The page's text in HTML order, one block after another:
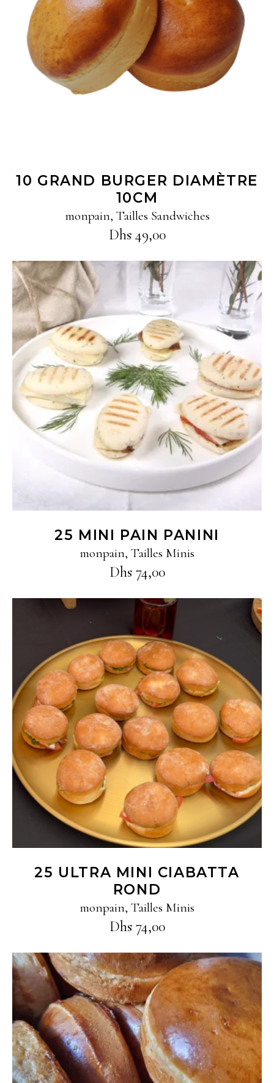
Ajouter au panier
10 GRAND BURGER DIAMÈTRE
10CM
monpain, Tailles Sandwiches
Dhs49,00
Ajouter au panier
25 MINI PAIN PANINI
monpain, Tailles Minis
Dhs74,00
Ajouter au panier
25 ULTRA MINI CIABATTA
ROND
monpain, Tailles Minis
Dhs74,00
Ajouter au panier